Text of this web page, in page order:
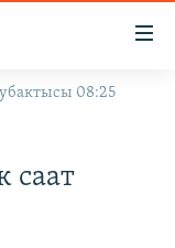
08:25
саат